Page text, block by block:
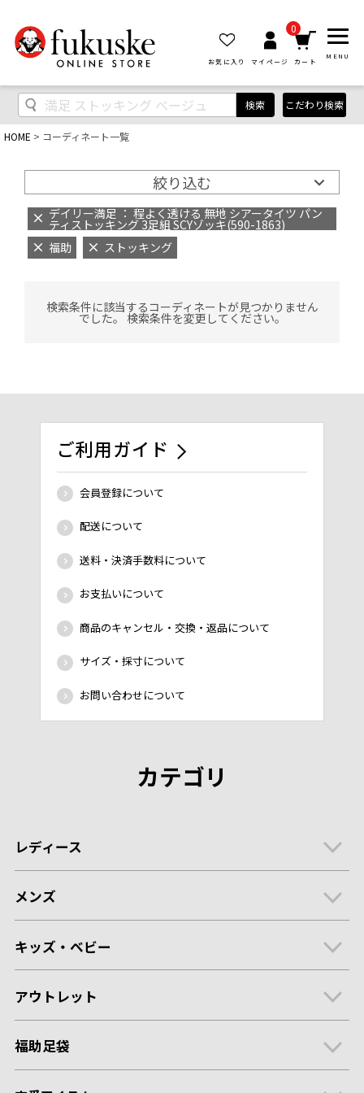
お気に入り マイページ
0
カート
MENU
検索 こだわり検索
HOME コーディネート一覧
絞り込む
デイリー満足 ： 程よく透ける 無地 シアータイツ パン
ティストッキング 3足組 SCYゾッキ(590-1863)
福助
ストッキング
検索条件に該当するコーディネートが見つかりません
でした。 検索条件を変更してください。
ご利用ガイド
会員登録について
配送について
送料・決済手数料について
お支払いについて
商品のキャンセル・交換・返品について
サイズ・採寸について
お問い合わせについて
カテゴリ
レディース
メンズ
キッズ・ベビー
アウトレット
福助足袋